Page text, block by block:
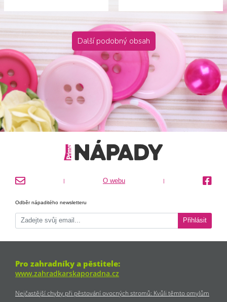
Další podobný obsah
| O webu |
Odběr nápaditého newsletteru
Přihlásit
Pro zahradníky a pěstitele:
www.zahradkarskaporadna.cz
Nejčastější chyby při pěstování ovocných stromů: Kvůli těmto omylům